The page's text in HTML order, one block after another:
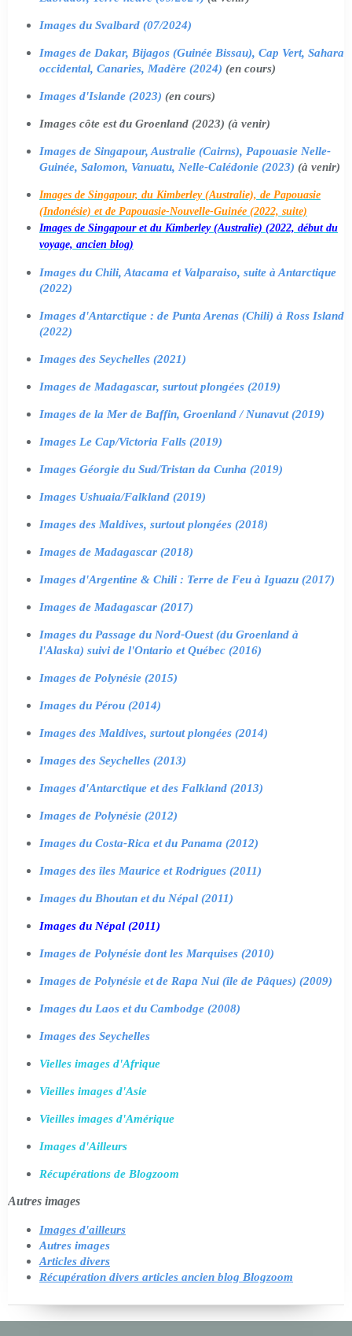
Images du Svalbard (07/2024)
Images de Dakar, Bijagos (Guinée Bissau), Cap Vert, Sahara
occidental, Canaries, Madère (2024) (en cours)
Images d'Islande (2023) (en cours)
Images côte est du Groenland (2023) (à venir)
Images de Singapour, Australie (Cairns), Papouasie Nelle-
Guinée, Salomon, Vanuatu, Nelle-Calédonie (2023) (à venir)
Images de Singapour, du Kimberley (Australie), de Papouasie
(Indonésie) et de Papouasie-Nouvelle-Guinée (2022, suite)
Images de Singapour et du Kimberley (Australie) (2022, début du
voyage, ancien blog)
Images du Chili, Atacama et Valparaiso, suite à Antarctique
(2022)
Images d'Antarctique : de Punta Arenas (Chili) à Ross Island
(2022)
Images des Seychelles (2021)
Images de Madagascar, surtout plongées (2019)
Images de la Mer de Baffin, Groenland / Nunavut (2019)
Images Le Cap/Victoria Falls (2019)
Images Géorgie du Sud/Tristan da Cunha (2019)
Images Ushuaia/Falkland (2019)
Images des Maldives, surtout plongées (2018)
Images de Madagascar (2018)
Images d'Argentine & Chili : Terre de Feu à Iguazu (2017)
Images de Madagascar (2017)
Images du Passage du Nord-Ouest (du Groenland à
l'Alaska) suivi de l'Ontario et Québec (2016)
Images de Polynésie (2015)
Images du Pérou (2014)
Images des Maldives, surtout plongées (2014)
Images des Seychelles (2013)
Images d'Antarctique et des Falkland (2013)
Images de Polynésie (2012)
Images du Costa-Rica et du Panama (2012)
Images des îles Maurice et Rodrigues (2011)
Images du Bhoutan et du Népal (2011)
Images du Népal (2011)
Images de Polynésie dont les Marquises (2010)
Images de Polynésie et de Rapa Nui (île de Pâques) (2009)
Images du Laos et du Cambodge (2008)
Images des Seychelles
Vielles images d'Afrique
Vieilles images d'Asie
Vieilles images d'Amérique
Images d'Ailleurs
Récupérations de Blogzoom
Autres images
Images d'ailleurs
Autres images
Articles divers
Récupération divers articles ancien blog Blogzoom